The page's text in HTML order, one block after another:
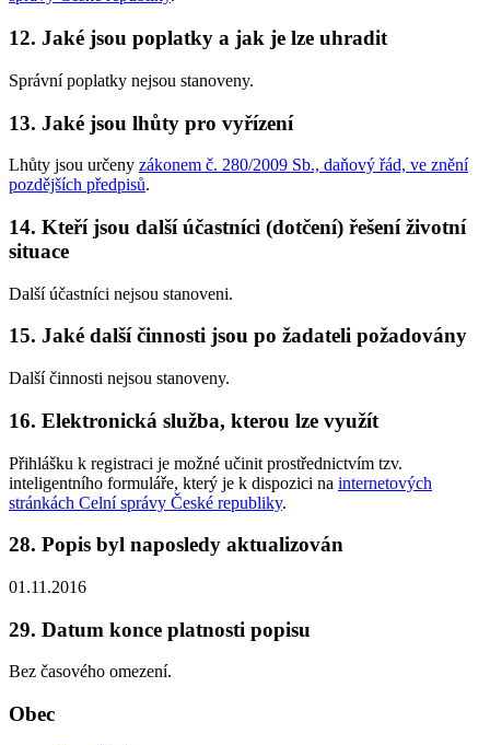
12. Jaké jsou poplatky a jak je lze uhradit
Správní poplatky nejsou stanoveny.
13. Jaké jsou lhůty pro vyřízení
Lhůty jsou určeny zákonem č. 280/2009 Sb., daňový řád, ve znění
pozdějších předpisů.
14. Kteří jsou další účastníci (dotčení) řešení životní
situace
Další účastníci nejsou stanoveni.
15. Jaké další činnosti jsou po žadateli požadovány
Další činnosti nejsou stanoveny.
16. Elektronická služba, kterou lze využít
Přihlášku k registraci je možné učinit prostřednictvím tzv.
inteligentního formuláře, který je k dispozici na internetových
stránkách Celní správy České republiky.
28. Popis byl naposledy aktualizován
01.11.2016
29. Datum konce platnosti popisu
Bez časového omezení.
Obec